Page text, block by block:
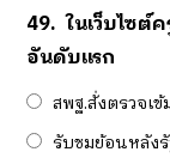
49. ในเว็บไซต์
อันดับแรก
สพฐ.สั่งตรวจเ
รับชมย้อนหลัง